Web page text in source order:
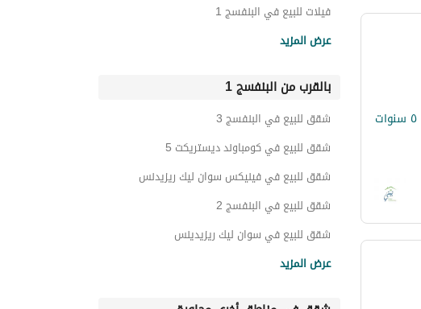
فيلات للبيع في البنفسج 1
عرض المزيد
بالقرب من البنفسج 1
شقق للبيع في البنفسج 3
شقق للبيع في كومباوند ديستريكت 5
شقق للبيع في فينيكس سوان ليك ريزيدنس
شقق للبيع في البنفسج 2
شقق للبيع في سوان ليك ريزيدينس
عرض المزيد